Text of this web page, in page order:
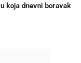
koja dnevni boravak